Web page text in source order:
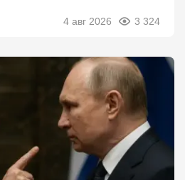
4 авг 2026 3 324